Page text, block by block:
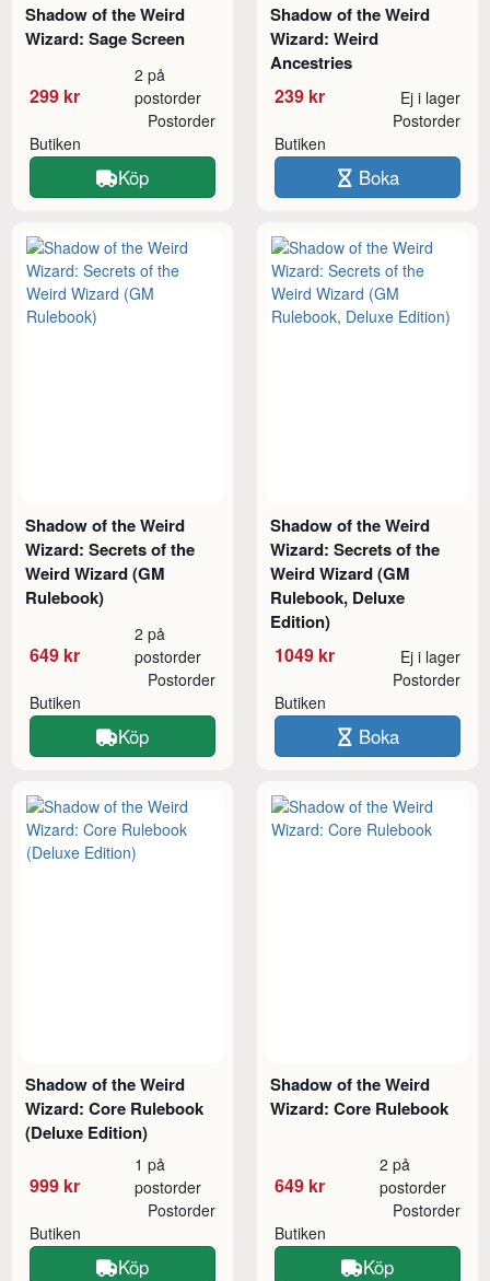
Shadow of the Weird
Wizard: Sage Screen
299 kr
2 på
postorder
Butiken
Postorder
Köp
Shadow of the Weird
Wizard: Weird
Ancestries
239 kr Ej i lager
Butiken
Postorder
Boka
Shadow of the Weird
Wizard: Secrets of the
Weird Wizard (GM
Rulebook)
649 kr
2 på
postorder
Butiken
Postorder
Köp
Shadow of the Weird
Wizard: Secrets of the
Weird Wizard (GM
Rulebook, Deluxe
Edition)
1049 kr Ej i lager
Butiken
Postorder
Boka
Shadow of the Weird
Wizard: Core Rulebook
(Deluxe Edition)
999 kr
1 på
postorder
Butiken
Postorder
Köp
Shadow of the Weird
Wizard: Core Rulebook
649 kr
2 på
postorder
Butiken
Postorder
Köp